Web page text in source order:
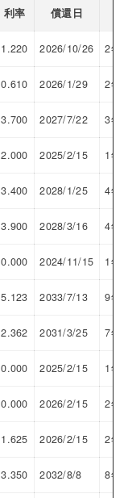
利率 償還日
1.220 2026/10/26 2年
0.610 2026/1/29 2年
3.700 2027/7/22 3年
2.000 2025/2/15 1年
3.400 2028/1/25 4年
3.900 2028/3/16 4年
0.000 2024/11/15 1年
5.123 2033/7/13 9年
2.362 2031/3/25 7年
0.000 2025/2/15 1年
0.000 2026/2/15 2年
1.625 2026/2/15 2年
3.350 2032/8/8 8年